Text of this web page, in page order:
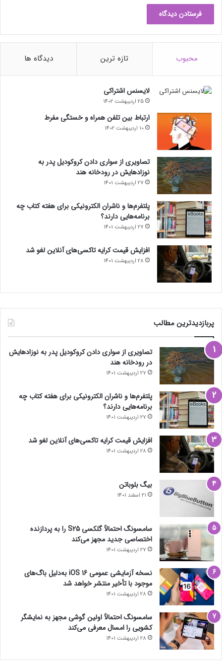
محبوب تازه ترین دیدگاه ها
لایسنس اشتراکی
25 اردیبهشت 1402
ارتباط بین تلفن همراه و خستگی مفرط
10 اردیبهشت 1402
تصاویری از سواری دادن کروکودیل پدر به
نوزادهایش در رودخانه هند
27 اردیبهشت 1401
پلتفرم‌ها و ناشران الکترونیکی برای هفته کتاب چه
برنامه‌هایی دارند؟
27 اردیبهشت 1401
افزایش قیمت کرایه تاکسی‌های آنلاین لغو شد
28 اردیبهشت 1401
پربازدیدترین مطالب
تصاویری از سواری دادن کروکودیل پدر به نوزادهایش
در رودخانه هند
27 اردیبهشت 1401
پلتفرم‌ها و ناشران الکترونیکی برای هفته کتاب چه
برنامه‌هایی دارند؟
27 اردیبهشت 1401
افزایش قیمت کرایه تاکسی‌های آنلاین لغو شد
28 اردیبهشت 1401
بیگ بلوباتن
21 اسفند 1401
سامسونگ احتمالاً گلکسی S25 را به پردازنده
اختصاصی جدید مجهز می‌کند
27 اردیبهشت 1401
نسخه آزمایشی عمومی iOS 16 به‌دلیل باگ‌های
موجود با تأخیر منتشر خواهد شد
28 اردیبهشت 1401
سامسونگ احتمالاً اولین گوشی مجهز به نمایشگر
کشویی را امسال معرفی می‌کند
28 اردیبهشت 1401